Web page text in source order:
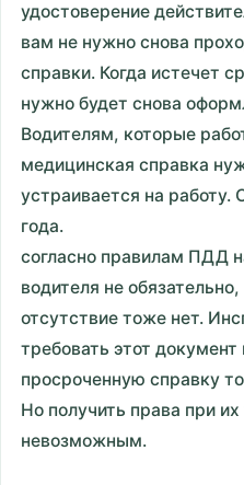
удостоверение
вам не нужно снова
справки. Когда истечет
нужно будет снова
Водителям, которые
медицинская справка
устраивается на работу.
года.
согласно правилам ПДД
водителя не
отсутствие тоже нет.
требовать этот
просроченную справку
Но получить права при
невозможным.